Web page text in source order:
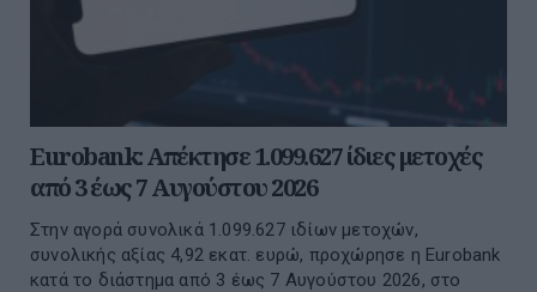
Eurobank: Απέκτησε 1.099.627 ίδιες μετοχές
από 3 έως 7 Αυγούστου 2026
Στην αγορά συνολικά 1.099.627 ιδίων μετοχών,
συνολικής αξίας 4,92 εκατ. ευρώ, προχώρησε η Eurobank
κατά το διάστημα από 3 έως 7 Αυγούστου 2026, στο